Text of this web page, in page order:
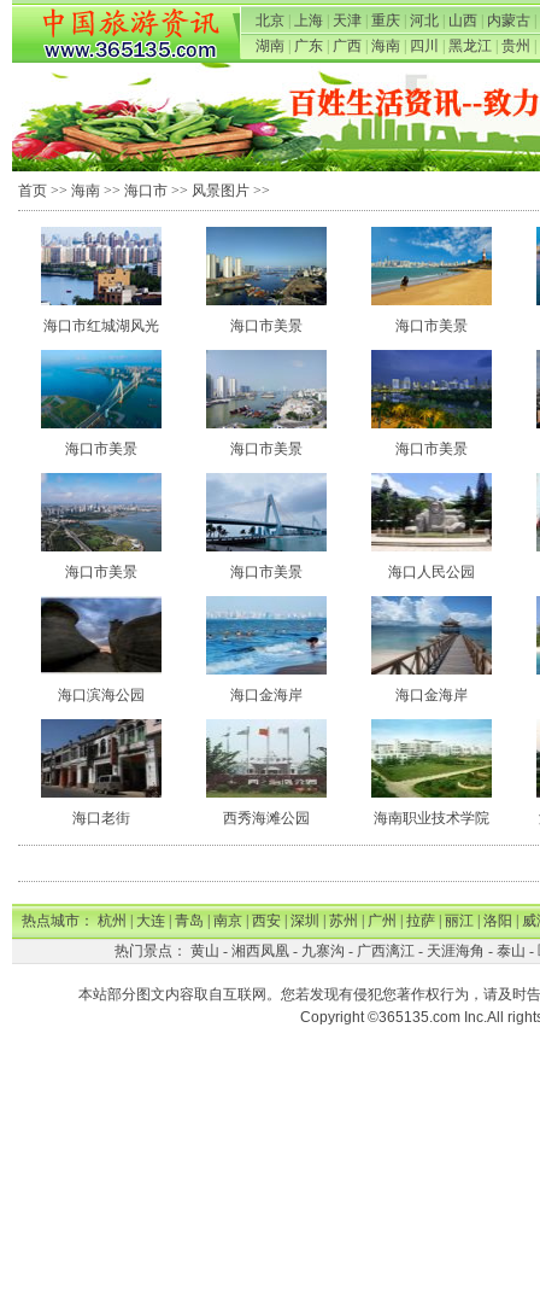
北京 上海 天津 重庆 河北 山西 内蒙古
湖南
广东 广西 海南 四川 黑龙江 贵州
首页 >> 海南 >> 海口市 >> 风景图片 >>
海口市红城湖风光 海口市美景 海口市美景
海口市美景 海口市美景 海口市美景
海口市美景 海口市美景 海口人民公园
海口滨海公园 海口金海岸 海口金海岸
海口老街 西秀海滩公园 海南职业技术学院
热点城市：杭州|大连|青岛|南京|西安|深圳|苏州|广州|拉萨|丽江|洛阳|威
热门景点： 黄山 - 湘西凤凰- 九寨沟 - 广西漓江- 天涯海角 - 泰山 -
本站部分图文内容取自互联网。您若发现有侵犯您著作权行为，请及时
Copyright ©365135.com Inc.All